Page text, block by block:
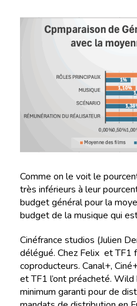
Comme on le voit le
très inférieurs à leur
budget général pour la
budget de la musique qui
Cinéfrance studios (Julien
délégué. Chez Felix et TF1
coproducteurs. Canal+,
et TF1 l’ont préacheté. Wild
minimum garanti pour de